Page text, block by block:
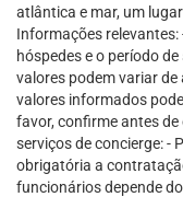
atlântica e mar, um
Informações relevantes:
hóspedes e o período
valores podem variar
valores informados
favor, confirme antes
serviços de concierge: -
obrigatória a
funcionários depende